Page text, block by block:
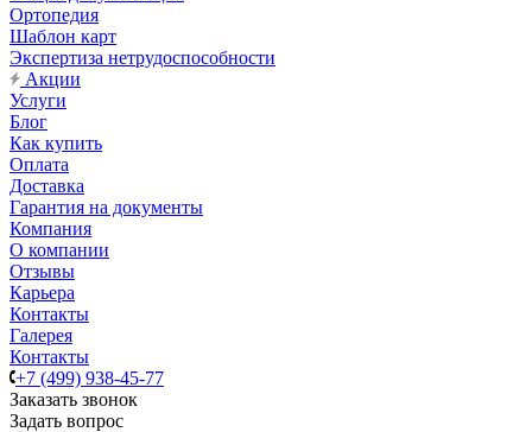
Ортопедия
Шаблон карт
Экспертиза нетрудоспособности
Акции
Услуги
Блог
Как купить
Оплата
Доставка
Гарантия на документы
Компания
О компании
Отзывы
Карьера
Контакты
Галерея
Контакты
+7 (499) 938-45-77
Заказать звонок
Задать вопрос